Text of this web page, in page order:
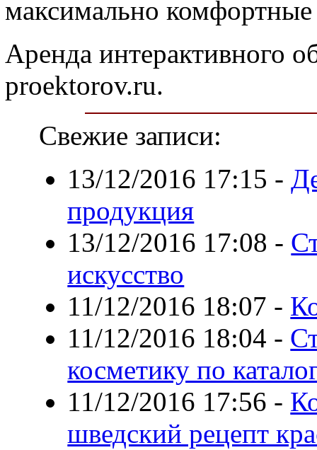
максимально комфортные
Аренда интерактивного
proektorov.ru.
Свежие записи:
13/12/2016 17:15 -
продукция
13/12/2016 17:08 -
искусство
11/12/2016 18:07 -
11/12/2016 18:04 -
косметику по
11/12/2016 17:56 -
шведский рецепт